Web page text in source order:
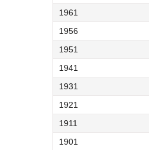
1961
1956
1951
1941
1931
1921
1911
1901